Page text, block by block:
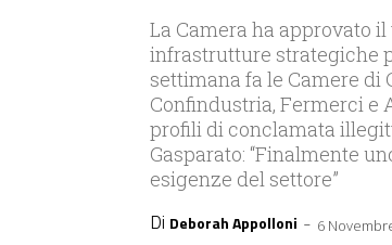
La Camera ha approvato
infrastrutture strategiche
settimana fa le Camere di
Confindustria, Fermerci e
profili di conclamata
Gasparato: “Finalmente
esigenze del settore”
Di Deborah Appolloni - 6